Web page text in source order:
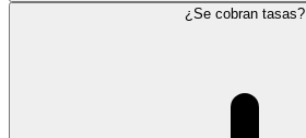
¿Se cobran tasas?